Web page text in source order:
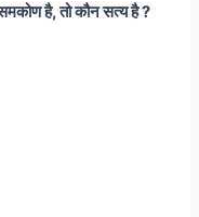
है, तो कौन सत्य है ?